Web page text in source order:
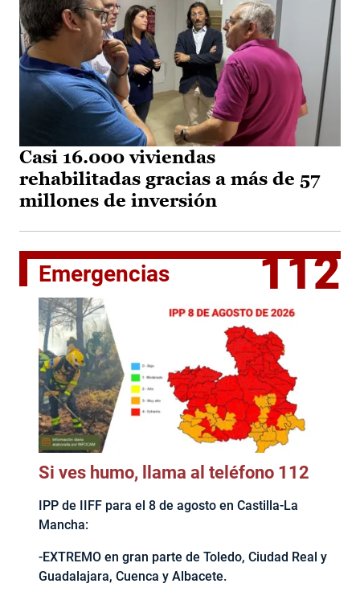
Casi 16.000 viviendas
rehabilitadas gracias a más de 57
millones de inversión
Emergencias 112
Si ves humo, llama al teléfono 112
IPP de IIFF para el 8 de agosto en Castilla-La
Mancha:
-EXTREMO en gran parte de Toledo, Ciudad Real y
Guadalajara, Cuenca y Albacete.